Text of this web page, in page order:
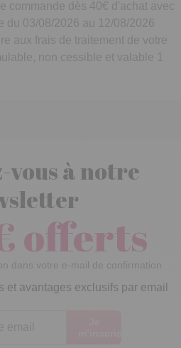
commande dès 40€ d'achat avec
du 03/08/2026 au 12/08/2026
aux frais de traitement de votre
non cessible et valable 1
vous à notre
offerts
dans votre e-mail de confirmation
et avantages exclusifs par email